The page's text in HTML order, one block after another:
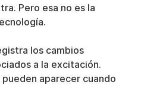
Pero esa no es la
los cambios
a la excitación.
aparecer cuando